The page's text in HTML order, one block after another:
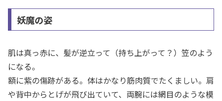
妖魔の姿
肌は真っ赤に、髪が逆立って（持ち上がって？）笠のよう
になる。
額に紫の傷跡がある。体はかなり筋肉質でたくましい。肩
や背中からとげが飛び出ていて、両腕には網目のような模